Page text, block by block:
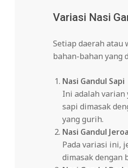
Variasi Nasi
Setiap daerah atau
bahan-bahan yang
Nasi Gandul Sapi
Ini adalah varian
sapi dimasak
yang gurih.
Nasi Gandul
Pada variasi ini,
dimasak dengan